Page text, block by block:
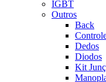
IGBT
Outros
Back
Dedos
Diodos
Kit